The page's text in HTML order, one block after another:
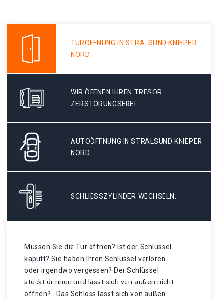
TÜRÖFFNUNG IN STRALSUND KNIEPER
NORD
WIR ÖFFNEN IHREN TRESOR
ZERSTÖRUNGSFREI
AUTOÖFFNUNG IN STRALSUND KNIEPER
NORD
SCHLIESSZYLINDER WECHSELN.
Müssen Sie die Tür öffnen? Ist der Schlüssel
kaputt? Sie haben Ihren Schlüssel verloren
oder irgendwo vergessen? Der Schlüssel
steckt drinnen und lässt sich von außen nicht
öffnen? . Das Schloss lässt sich von außen